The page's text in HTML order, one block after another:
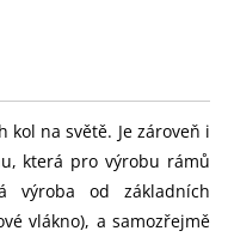
[F]180mm,
LG300, 11x48
na světě. Je zároveň i
která pro výrobu rámů
výroba od základních
vlákno), a samozřejmě